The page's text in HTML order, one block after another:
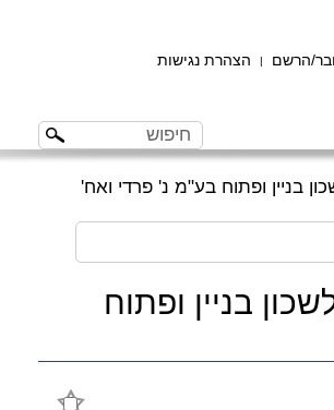
הרשם | הצהרת נגישות
לשכון בניין ופתוח